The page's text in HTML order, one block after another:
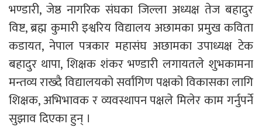
भण्डारी, जेष्ठ नागरिक संघका जिल्ला अध्यक्ष तेज बहादुर
विष्ट, ब्रह्म कुमारी इश्वरिय विद्यालय अछामका प्रमुख कविता
कडायत, नेपाल पत्रकार महासंघ अछामका उपाध्यक्ष टेक
बहादुर थापा, शिक्षक शंकर भण्डारी लगायतले शुभकामना
मन्तव्य राख्दै विद्यालयको सर्वांगिण पक्षको विकासका लागि
शिक्षक, अभिभावक र व्यवस्थापन पक्षले मिलेर काम गर्नुपर्ने
सुझाव दिएका हुन् ।